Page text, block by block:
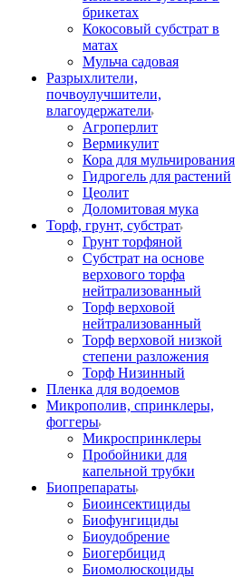
брикетах
Кокосовый субстрат в
матах
Мульча садовая
Разрыхлители,
почвоулучшители,
влагоудержатели
Агроперлит
Вермикулит
Кора для мульчирования
Гидрогель для растений
Цеолит
Доломитовая мука
Торф, грунт, субстрат
Грунт торфяной
Субстрат на основе
верхового торфа
нейтрализованный
Торф верховой
нейтрализованный
Торф верховой низкой
степени разложения
Торф Низинный
Пленка для водоемов
Микрополив, спринклеры,
фоггеры
Микроспринклеры
Пробойники для
капельной трубки
Биопрепараты
Биоинсектициды
Биофунгициды
Биоудобрение
Биогербицид
Биомолюскоциды